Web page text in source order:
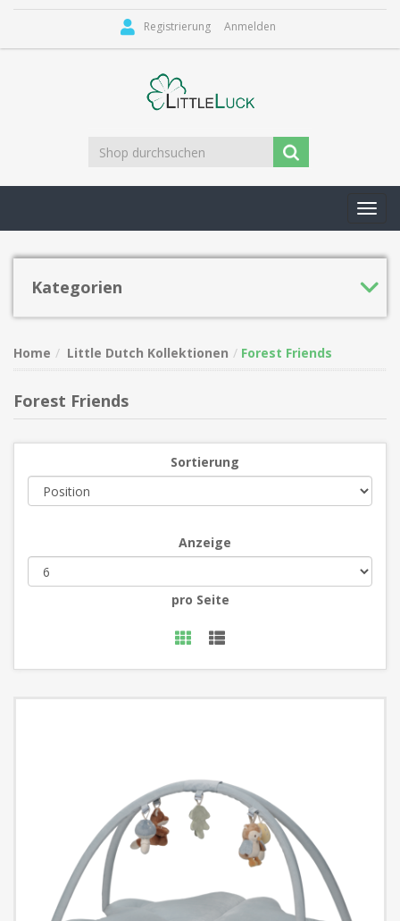
Registrierung Anmelden
Kategorien
Home Little Dutch Kollektionen Forest Friends
Forest Friends
Sortierung
Anzeige
pro Seite